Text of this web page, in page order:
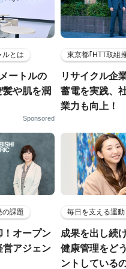
ルとは
ートルの
髪や肌を潤
Sponsored
東京都｢HTT取組
リサイクル企
蓄電を実践、
業力も向上！
の課題
！オープン
営アジェン
毎日を支える運
成果を出し続
健康管理をど
ントしてい